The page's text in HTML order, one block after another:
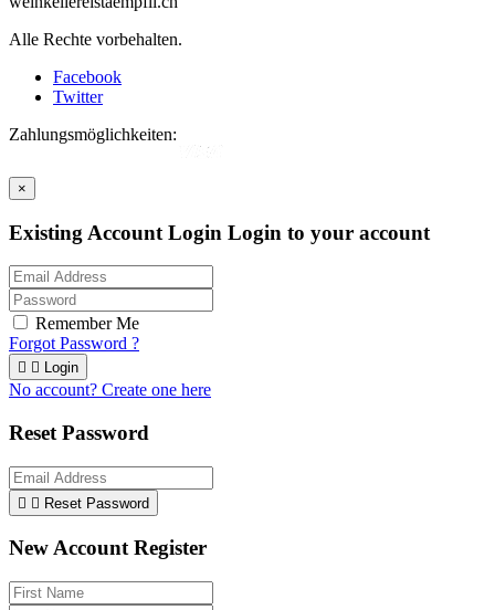
Alle Rechte vorbehalten.
Facebook
Twitter
Zahlungsmöglichkeiten:
×
Existing Account Login Login to your account
Remember Me
Forgot Password ?
  Login
No account? Create one here
Reset Password
  Reset Password
New Account Register